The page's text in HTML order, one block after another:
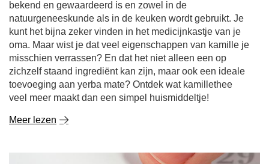
veel meer maakt dan een simpel huismiddeltje!
Meer lezen